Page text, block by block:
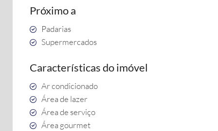
Próximo a
Padarias
Supermercados
Características do imóvel
Ar condicionado
Área de lazer
Área de serviço
Área gourmet